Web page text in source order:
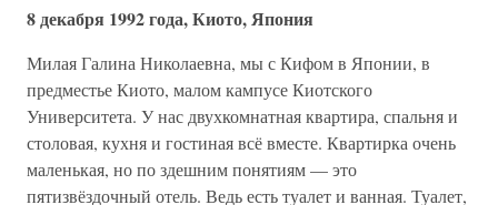
8 декабря 1992 года, Киото, Япония
Милая Галина Николаевна, мы с Кифом в Японии, в
предместье Киото, малом кампусе Киотского
Университета. У нас двухкомнатная квартира, спальня и
столовая, кухня и гостиная всё вместе. Квартирка очень
маленькая, но по здешним понятиям — это
пятизвёздочный отель. Ведь есть туалет и ванная. Туалет,